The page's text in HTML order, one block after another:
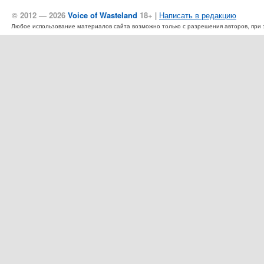
© 2012 — 2026 Voice of Wasteland 18+ | Написать в редакцию
Любое использование материалов сайта возможно только с разрешения авторов,